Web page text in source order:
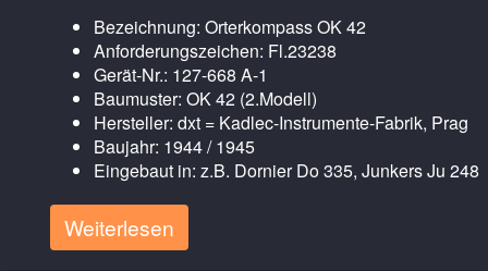
Bezeichnung: Orterkompass OK 42
Anforderungszeichen: Fl.23238
Gerät-Nr.: 127-668 A-1
Baumuster: OK 42 (2.Modell)
Hersteller: dxt = Kadlec-Instrumente-Fabrik, Prag
Baujahr: 1944 / 1945
Eingebaut in: z.B. Dornier Do 335, Junkers Ju 248
Weiterlesen